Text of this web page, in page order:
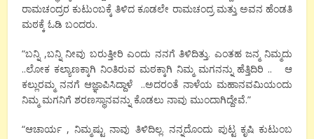
ರಾಮಚಂದ್ರರ ಕುಟುಂಬಕ್ಕೆ ತಿಳಿದ ಕೂಡಲೇ ರಾಮಚಂದ್ರ ಮತ್ತು ಅವನ ಹೆಂಡತಿ
ಮಠಕ್ಕೆ ಓಡಿ ಬಂದರು.
“ಬನ್ನಿ ,ಬನ್ನಿ ನೀವು ಬರುತ್ತೀರಿ ಎಂದು ನನಗೆ ತಿಳಿದಿತ್ತು. ಎಂತಹ ಜನ್ಮ ನಿಮ್ಮದು
..ಲೋಕ ಕಲ್ಯಾಣಕ್ಕಾಗಿ ನಿಂತಿರುವ ಮಠಕ್ಕಾಗಿ ನಿಮ್ಮ ಮಗನನ್ನು ಹೆತ್ತಿದಿರಿ .. ಆ
ಕಲ್ಲುರಮ್ಮ ನನಗೆ ಆಜ್ಞಾಪಿಸಿದ್ದಾಳೆ ..ಅದರಂತೆ ನಾಳೆಯ ಮಹಾನವಮಿಯಂದು
ನಿಮ್ಮ ಮಗನಿಗೆ ಶರಣಸ್ಥಾನವನ್ನು ಕೊಡಲು ನಾವು ಮುಂದಾಗಿದ್ದೇವೆ.”
“ಆಚಾರ್ಯ , ನಿಮ್ಮಷ್ಟು ನಾವು ತಿಳಿದಿಲ್ಲ. ನನ್ನದೊಂದು ಪುಟ್ಟ ಕೃಷಿ ಕುಟುಂಬ